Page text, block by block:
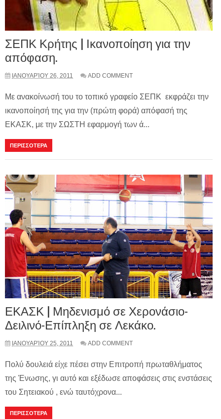
ΣΕΠΚ Κρήτης | Ικανοποίηση για την
απόφαση.
ΙΑΝΟΥΑΡΊΟΥ 26, 2011 ADD COMMENT
Με ανακοίνωσή του το τοπικό γραφείο ΣΕΠΚ εκφράζει την
ικανοποίησή της για την (πρώτη φορά) απόφασή της
ΕΚΑΣΚ, με την ΣΩΣΤΗ εφαρμογή των ά...
ΠΕΡΙΣΣΟΤΕΡΑ
ΕΚΑΣΚ | Μηδενισμό σε Χερονάσιο-
Δειλινό-Επίπληξη σε Λεκάκο.
ΙΑΝΟΥΑΡΊΟΥ 25, 2011 ADD COMMENT
Πολύ δουλειά είχε πέσει στην Επιτροπή πρωταθλήματος
της Ένωσης, γι αυτό και εξέδωσε αποφάσεις στις ενστάσεις
του Σητειακού , ενώ ταυτόχρονα...
ΠΕΡΙΣΣΟΤΕΡΑ